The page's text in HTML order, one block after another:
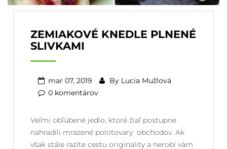
ZEMIAKOVÉ KNEDLE PLNENÉ
SLIVKAMI
mar 07, 2019 By Lucia Mužlová
0 komentárov
Veľmi obľúbené jedlo, ktoré žiaľ postupne
nahradili mrazené polotovary obchodov. Ak
však stále razíte cestu originality a nerobí vám